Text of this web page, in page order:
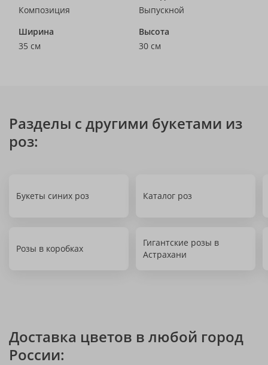
Композиция
Выпускной
Ширина
35 см
Высота
30 см
Разделы с другими букетами из
роз:
Букеты синих роз Каталог роз
Розы в коробках
Гигантские розы в
Астрахани
Доставка цветов в любой город
России: